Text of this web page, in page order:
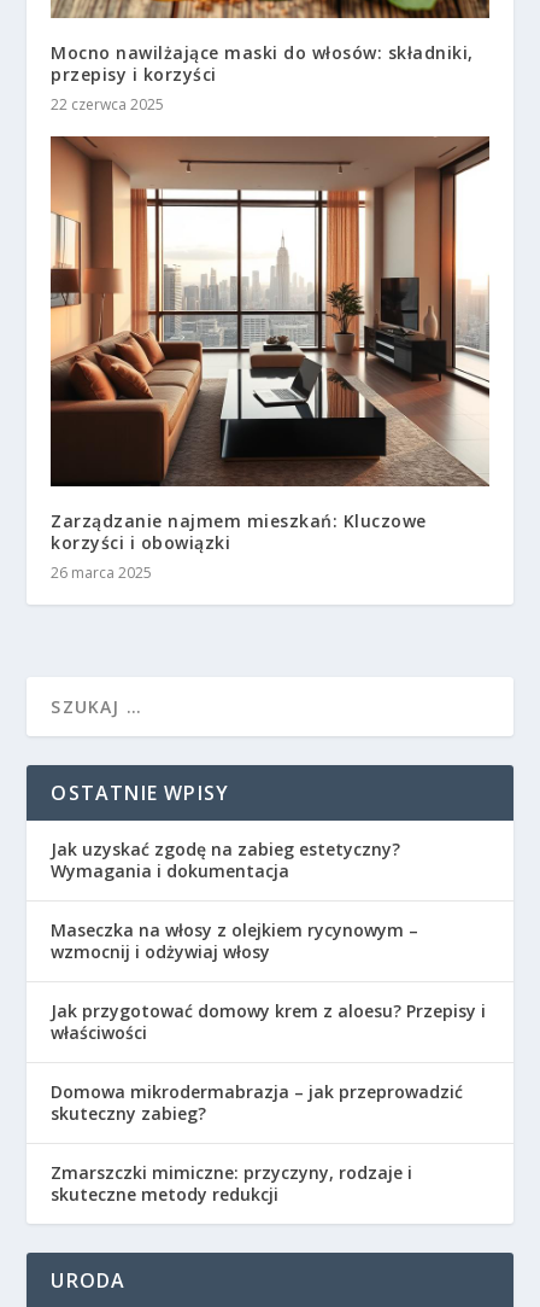
Mocno nawilżające maski do włosów: składniki,
przepisy i korzyści
22 czerwca 2025
Zarządzanie najmem mieszkań: Kluczowe
korzyści i obowiązki
26 marca 2025
OSTATNIE WPISY
Jak uzyskać zgodę na zabieg estetyczny?
Wymagania i dokumentacja
Maseczka na włosy z olejkiem rycynowym –
wzmocnij i odżywiaj włosy
Jak przygotować domowy krem z aloesu? Przepisy i
właściwości
Domowa mikrodermabrazja – jak przeprowadzić
skuteczny zabieg?
Zmarszczki mimiczne: przyczyny, rodzaje i
skuteczne metody redukcji
URODA